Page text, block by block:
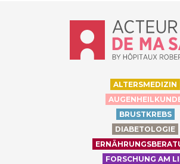
Accueil - Acteur de
ALTERSMEDIZIN
BRUSTKREBS
DIABETOLOGIE
FORSCHUNG AM